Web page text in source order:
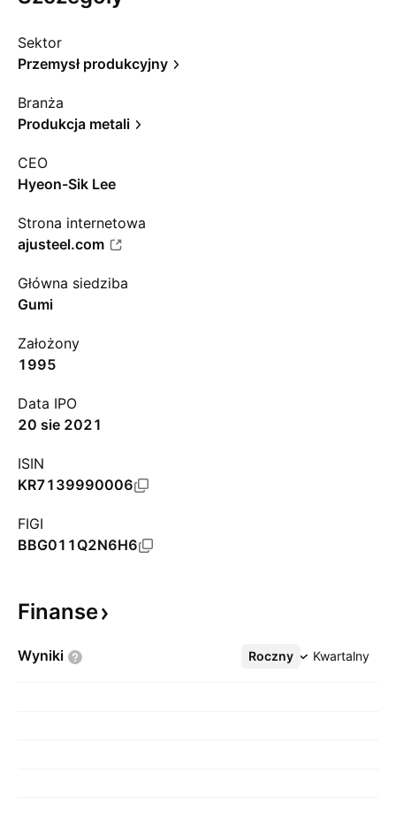
Sektor
Przemysł produkcyjny
Branża
Produkcja metali
CEO
Hyeon-Sik Lee
Strona internetowa
ajusteel.com
Główna siedziba
Gumi
Założony
1995
Data IPO
20 sie 2021
ISIN
KR7139990006
FIGI
BBG011Q2N6H6
Finanse
Wyniki Roczny Kwartalny
Więcej